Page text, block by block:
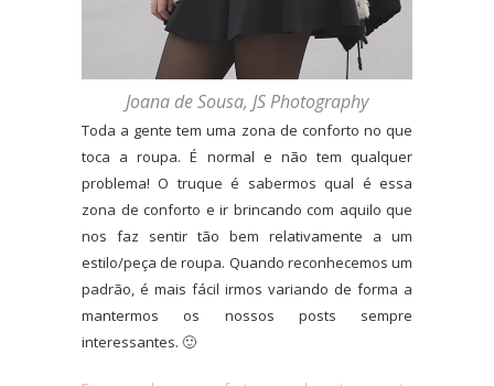
Joana de Sousa, JS Photography
Toda a gente tem uma zona de conforto no que
toca a roupa. É normal e não tem qualquer
problema! O truque é sabermos qual é essa
zona de conforto e ir brincando com aquilo que
nos faz sentir tão bem relativamente a um
estilo/peça de roupa. Quando reconhecemos um
padrão, é mais fácil irmos variando de forma a
mantermos os nossos posts sempre
interessantes. 🙂